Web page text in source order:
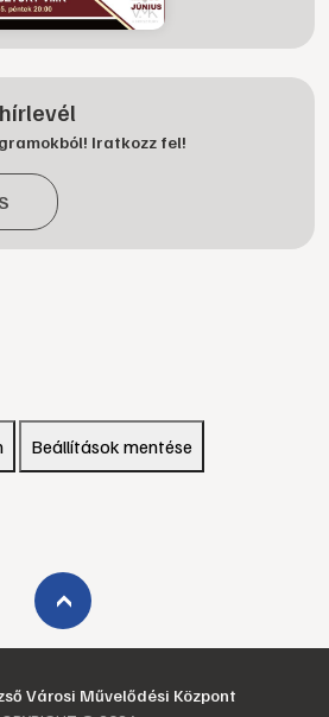
Iratkozz fel!
Beállítások mentése
›
Városi Művelődési Központ